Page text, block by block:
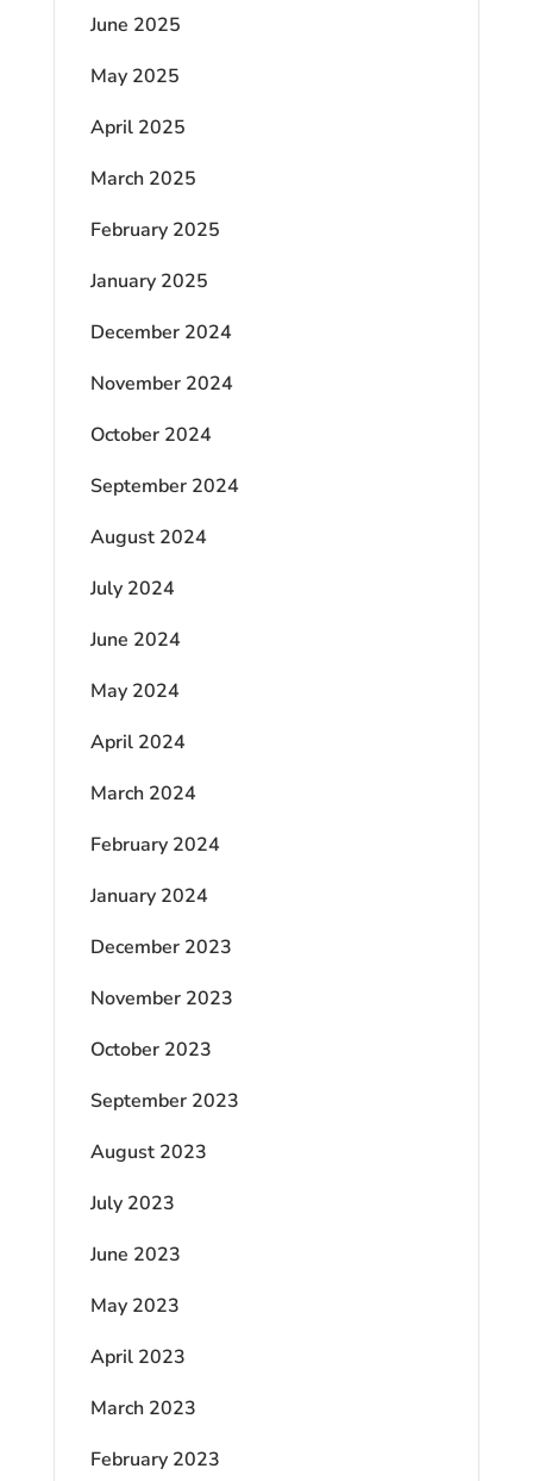
June 2025
May 2025
April 2025
March 2025
February 2025
January 2025
December 2024
November 2024
October 2024
September 2024
August 2024
July 2024
June 2024
May 2024
April 2024
March 2024
February 2024
January 2024
December 2023
November 2023
October 2023
September 2023
August 2023
July 2023
June 2023
May 2023
April 2023
March 2023
February 2023